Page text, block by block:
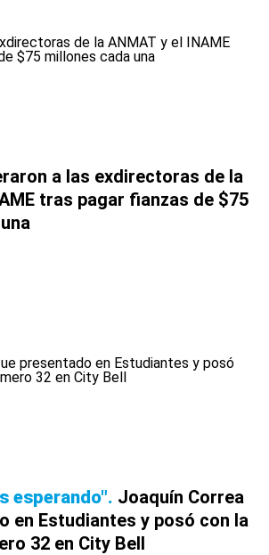
a las exdirectoras de la
tras pagar fianzas de $75
esperando" Joaquín Correa
en Estudiantes y posó con la
32 en City Bell